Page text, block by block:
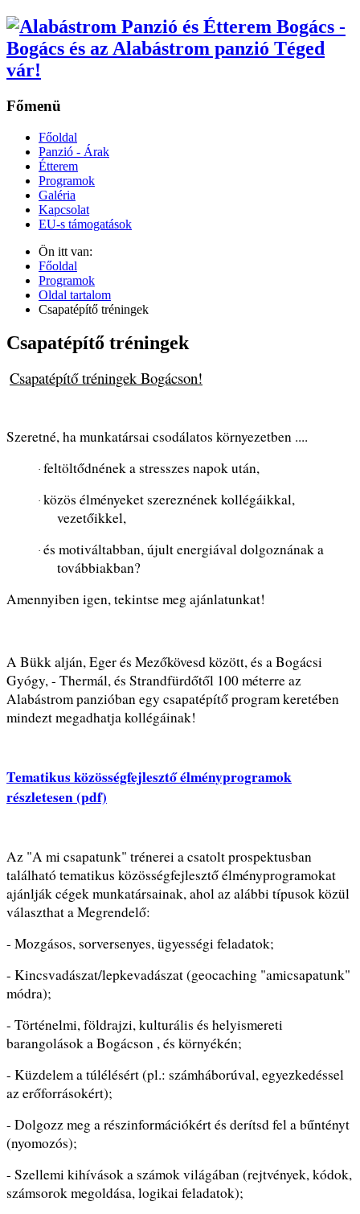
Főmenü
Főoldal
Panzió - Árak
Étterem
Programok
Galéria
Kapcsolat
EU-s támogatások
Ön itt van:
Főoldal
Programok
Oldal tartalom
Csapatépítő tréningek
Csapatépítő tréningek
Csapatépítő tréningek Bogácson!
Szeretné, ha munkatársai csodálatos környezetben ....
· feltöltődnének a stresszes napok után,
· közös élményeket szereznének kollégáikkal,
vezetőikkel,
· és motiváltabban, újult energiával dolgoznának a
továbbiakban?
Amennyiben igen, tekintse meg ajánlatunkat!
A Bükk alján, Eger és Mezőkövesd között, és a Bogácsi
Gyógy, - Thermál, és Strandfürdőtől 100 méterre az
Alabástrom panzióban egy csapatépítő program keretében
mindezt megadhatja kollégáinak!
Tematikus közösségfejlesztő élményprogramok
részletesen (pdf)
Az "A mi csapatunk" trénerei a csatolt prospektusban
található tematikus közösségfejlesztő élményprogramokat
ajánlják cégek munkatársainak, ahol az alábbi típusok közül
választhat a Megrendelő:
- Mozgásos, sorversenyes, ügyességi feladatok;
- Kincsvadászat/lepkevadászat (geocaching "amicsapatunk"
módra);
- Történelmi, földrajzi, kulturális és helyismereti
barangolások a Bogácson , és környékén;
- Küzdelem a túlélésért (pl.: számháborúval, egyezkedéssel
az erőforrásokért);
- Dolgozz meg a részinformációkért és derítsd fel a bűntényt
(nyomozós);
- Szellemi kihívások a számok világában (rejtvények, kódok,
számsorok megoldása, logikai feladatok);